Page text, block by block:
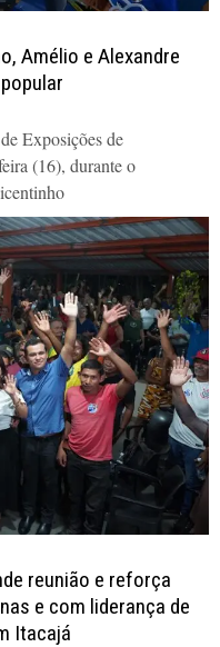
Amélio e Alexandre
Exposições de
(16), durante o
reunião e reforça
e com liderança de
Itacajá